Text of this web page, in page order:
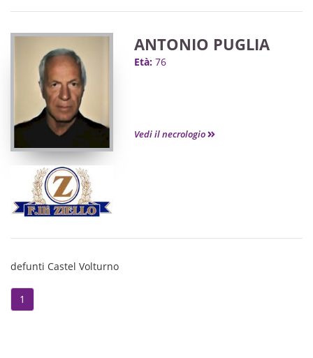
ANTONIO PUGLIA
Età: 76
Vedi il necrologio
defunti Castel Volturno
1